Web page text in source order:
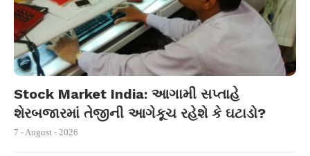
Stock Market India: આગામી સપ્તાહે
શેરબજારમાં તેજીની આગેકૂચ રહેશે કે ઘટાડો?
7 - August - 2026